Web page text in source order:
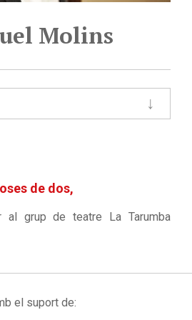
Molins
de dos,
al grup de teatre La Tarumba
el suport de: